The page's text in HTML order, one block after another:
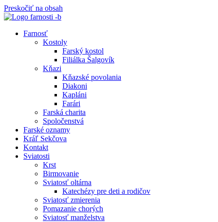
Preskočiť na obsah
Farnosť
Kostoly
Farský kostol
Filiálka Šalgovík
Kňazi
Kňazské povolania
Diakoni
Kapláni
Farári
Farská charita
Spoločenstvá
Farské oznamy
Kráľ Sekčova
Kontakt
Sviatosti
Krst
Birmovanie
Sviatosť oltárna
Katechézy pre deti a rodičov
Sviatosť zmierenia
Pomazanie chorých
Sviatosť manželstva